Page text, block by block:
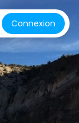
Connexion